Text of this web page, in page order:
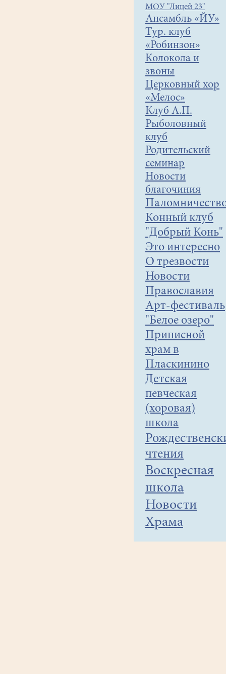
МОУ "Лицей 23"
Ансамбль «ЙУ»
Тур. клуб
«Робинзон»
Колокола и
звоны
Церковный хор
«Мелос»
Клуб А.П.
Рыболовный
клуб
Родительский
семинар
Новости
благочиния
Конный клуб
"Добрый Конь"
Это интересно
О трезвости
Новости
Православия
Арт-фестиваль
"Белое озеро"
Приписной
храм в
Пласкинино
Детская
певческая
(хоровая)
школа
чтения
Воскресная
школа
Новости
Храма